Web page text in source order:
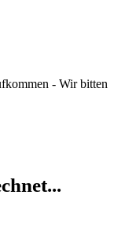
- Wir bitten